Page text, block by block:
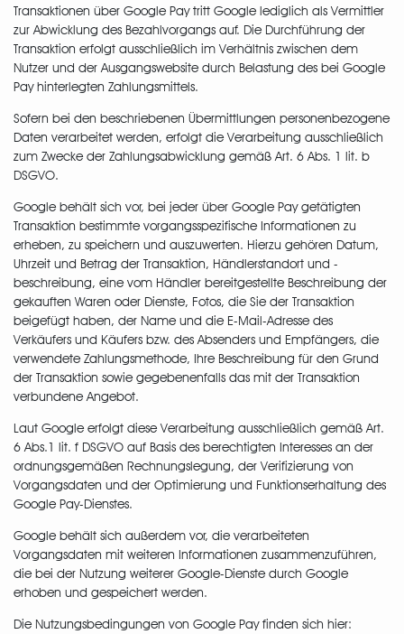
Transaktionen über Google Pay tritt Google lediglich als Vermittler
zur Abwicklung des Bezahlvorgangs auf. Die Durchführung der
Transaktion erfolgt ausschließlich im Verhältnis zwischen dem
Nutzer und der Ausgangswebsite durch Belastung des bei Google
Pay hinterlegten Zahlungsmittels.
Sofern bei den beschriebenen Übermittlungen personenbezogene
Daten verarbeitet werden, erfolgt die Verarbeitung ausschließlich
zum Zwecke der Zahlungsabwicklung gemäß Art. 6 Abs. 1 lit. b
DSGVO.
Google behält sich vor, bei jeder über Google Pay getätigten
Transaktion bestimmte vorgangsspezifische Informationen zu
erheben, zu speichern und auszuwerten. Hierzu gehören Datum,
Uhrzeit und Betrag der Transaktion, Händlerstandort und -
beschreibung, eine vom Händler bereitgestellte Beschreibung der
gekauften Waren oder Dienste, Fotos, die Sie der Transaktion
beigefügt haben, der Name und die E-Mail-Adresse des
Verkäufers und Käufers bzw. des Absenders und Empfängers, die
verwendete Zahlungsmethode, Ihre Beschreibung für den Grund
der Transaktion sowie gegebenenfalls das mit der Transaktion
verbundene Angebot.
Laut Google erfolgt diese Verarbeitung ausschließlich gemäß Art.
6 Abs.1 lit. f DSGVO auf Basis des berechtigten Interesses an der
ordnungsgemäßen Rechnungslegung, der Verifizierung von
Vorgangsdaten und der Optimierung und Funktionserhaltung des
Google Pay-Dienstes.
Google behält sich außerdem vor, die verarbeiteten
Vorgangsdaten mit weiteren Informationen zusammenzuführen,
die bei der Nutzung weiterer Google-Dienste durch Google
erhoben und gespeichert werden.
Die Nutzungsbedingungen von Google Pay finden sich hier: